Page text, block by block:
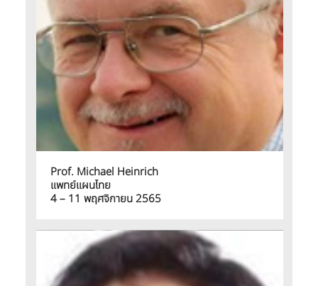
Prof. Michael Heinrich
แพทย์แผนไทย
4 – 11 พฤศจิกายน 2565